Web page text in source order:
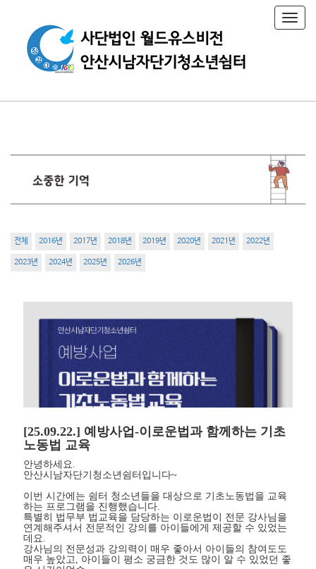
T
o
a
t
전체 2016년 2017년 2018년 2019년 2020년 2021년 2022년
2023년 2024년 2025년 2026년
[25.09.22.] 예방사업-이로운법과 함께하는 기초
노동법 교육
안녕하세요.
안산시남자단기청소년쉼터입니다~
이번 시간에는 쉼터 청소년들을 대상으로 기초노동법을 교육
하는 프로그램을 진행했습니다.
특별히 법무부 법교육을 담당하는 이로운법이 전문 강사님을
연계해주셔서 전문적인 강의를 아이들에게 제공할 수 있었는
데요.
강사님의 전문성과 강의력이 매우 좋아서 아이들의 참여도도
매우 높았고, 아이들이 평소 궁금한 것도 많이 알 수 있었던 좋